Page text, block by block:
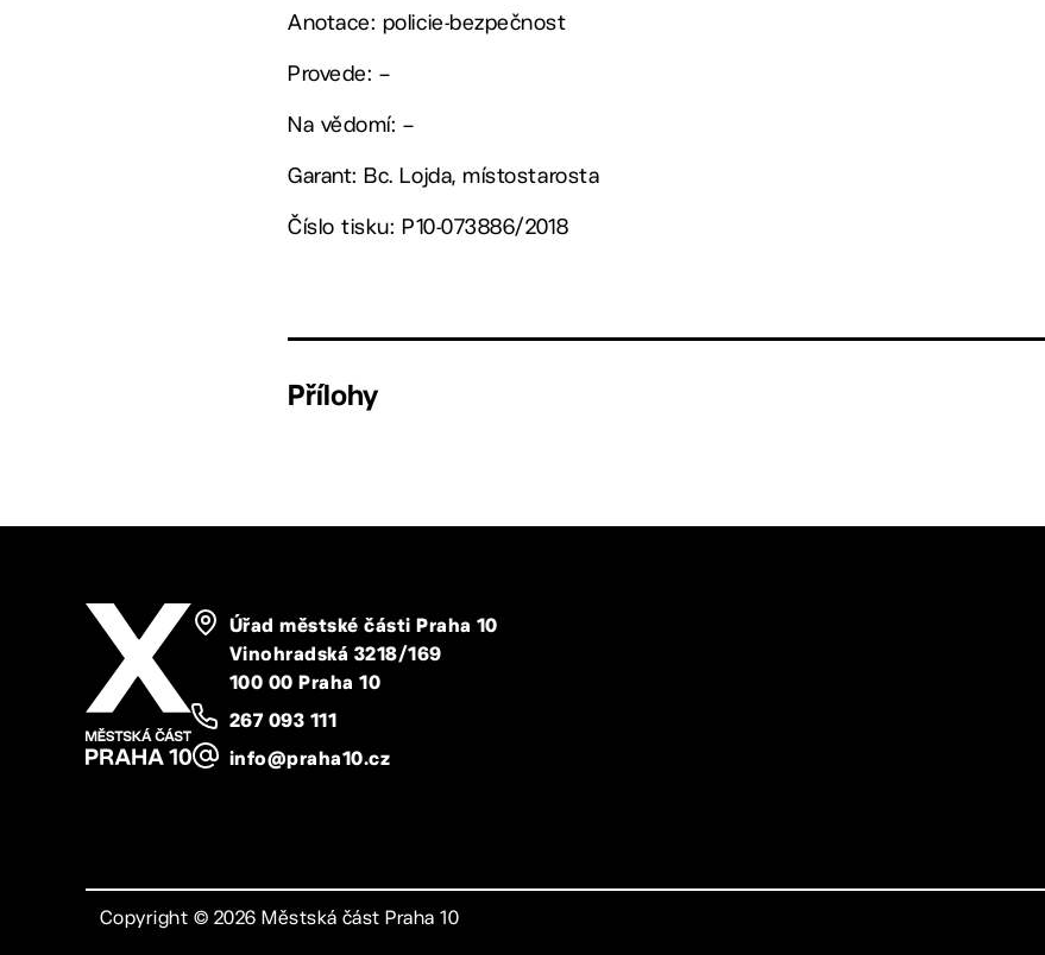
Anotace: policie-bezpečnost
Provede: –
Na vědomí: –
Garant: Bc. Lojda, místostarosta
Číslo tisku: P10-073886/2018
Přílohy
Úřad městské části Praha 10
Vinohradská 3218/169
100 00 Praha 10
267 093 111
info@praha10.cz
Copyright © 2026 Městská část Praha 10